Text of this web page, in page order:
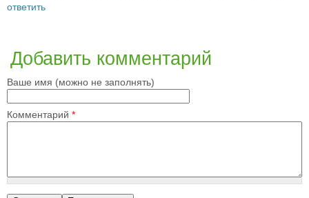
ответить
Добавить комментарий
Ваше имя (можно не заполнять)
Комментарий *